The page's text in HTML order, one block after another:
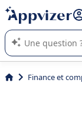
répondre
L'IA de Appvizer
logiciel SaaS en
Finance et